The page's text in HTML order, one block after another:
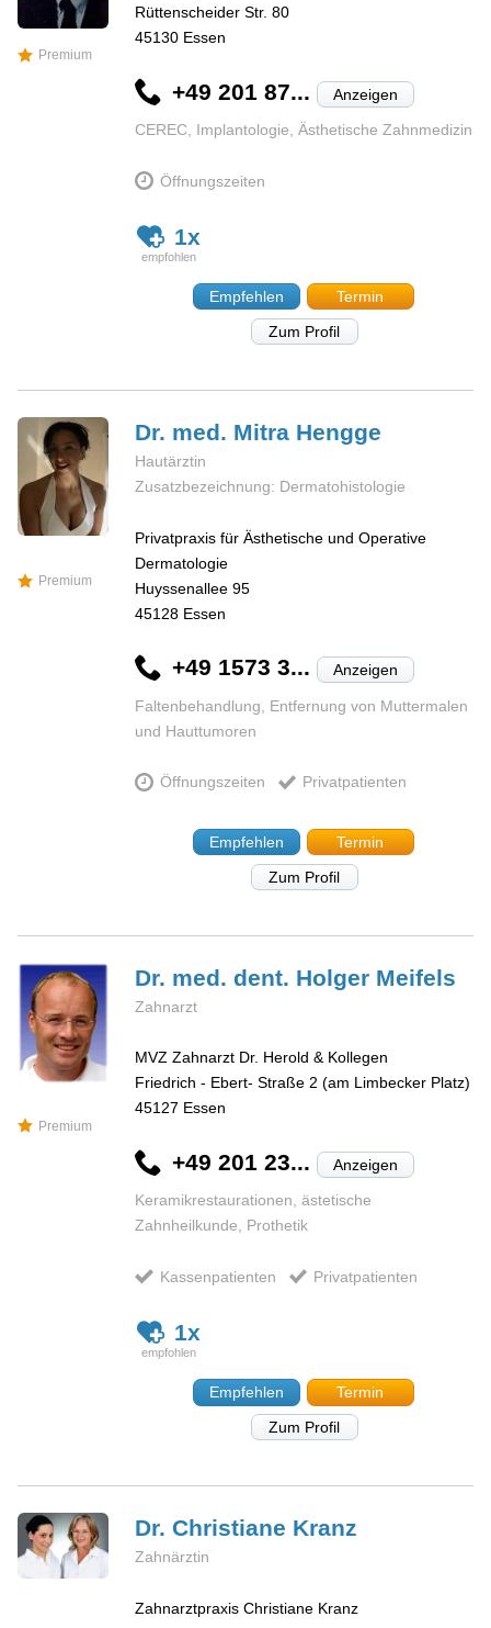
Premium
Rüttenscheider Str. 80
45130 Essen
+49 201 87... Anzeigen
CEREC, Implantologie, Ästhetische Zahnmedizin
Öffnungszeiten
1x
Empfehlen
Termin
Zum Profil
Premium
Dr. med. Mitra Hengge
Hautärztin
Zusatzbezeichnung: Dermatohistologie
Privatpraxis für Ästhetische und Operative
Dermatologie
Huyssenallee 95
45128 Essen
+49 1573 3... Anzeigen
Faltenbehandlung, Entfernung von Muttermalen
und Hauttumoren
Öffnungszeiten Privatpatienten
Empfehlen
Termin
Zum Profil
Premium
Dr. med. dent. Holger Meifels
Zahnarzt
MVZ Zahnarzt Dr. Herold & Kollegen
Friedrich - Ebert- Straße 2 (am Limbecker Platz)
45127 Essen
+49 201 23... Anzeigen
Keramikrestaurationen, ästetische
Zahnheilkunde, Prothetik
Kassenpatienten Privatpatienten
1x
Empfehlen
Termin
Zum Profil
Dr. Christiane Kranz
Zahnärztin
Zahnarztpraxis Christiane Kranz